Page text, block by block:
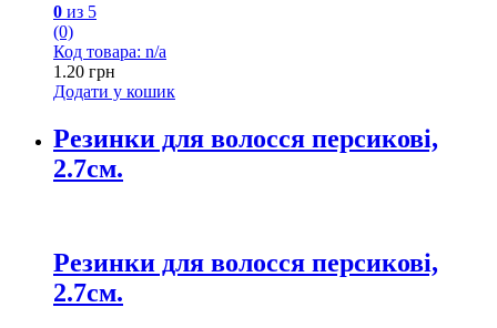
0 из 5
(0)
Код товара: n/a
1.20 грн
Додати у кошик
Резинки для волосся персикові,
2.7см.
Резинки для волосся персикові,
2.7см.